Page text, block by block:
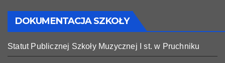
DOKUMENTACJA SZKOŁY
Statut Publicznej Szkoły Muzycznej I st. w Pruchniku